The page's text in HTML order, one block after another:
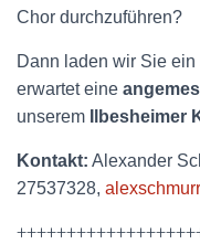
Chor durchzuführen?
Dann laden wir Sie
erwartet eine
unserem
Ilbesheimer
Kontakt: Alexander
27537328,